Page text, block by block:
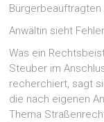
Bürgerbeauftragten
Anwältin sieht Fehler
Was ein
Steuber im
recherchiert, sagt
die nach eigenen
Thema